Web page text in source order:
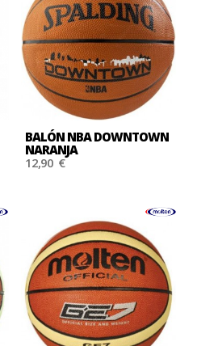
BALÓN NBA DOWNTOWN
NARANJA
12,90 €